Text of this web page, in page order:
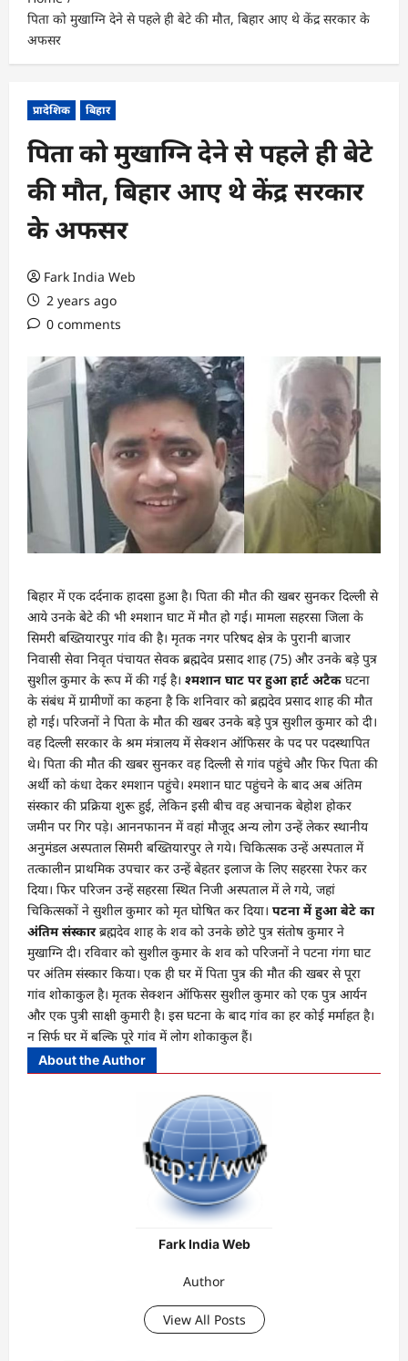
पिता को मुखाग्नि देने से पहले ही बेटे की मौत, बिहार आए थे केंद्र सरकार के
अफसर
प्रादेशिक बिहार
पिता को मुखाग्नि देने से पहले ही बेटे
की मौत, बिहार आए थे केंद्र सरकार
के अफसर
Fark India Web
2 years ago
0 comments
बिहार में एक दर्दनाक हादसा हुआ है। पिता की मौत की खबर सुनकर दिल्ली से
आये उनके बेटे की भी श्मशान घाट में मौत हो गई। मामला सहरसा जिला के
सिमरी बख्तियारपुर गांव की है। मृतक नगर परिषद क्षेत्र के पुरानी बाजार
निवासी सेवा निवृत पंचायत सेवक ब्रह्मदेव प्रसाद शाह (75) और उनके बड़े पुत्र
सुशील कुमार के रूप में की गई है। श्मशान घाट पर हुआ हार्ट अटैक घटना
के संबंध में ग्रामीणों का कहना है कि शनिवार को ब्रह्मदेव प्रसाद शाह की मौत
हो गई। परिजनों ने पिता के मौत की खबर उनके बड़े पुत्र सुशील कुमार को दी।
वह दिल्ली सरकार के श्रम मंत्रालय में सेक्शन ऑफिसर के पद पर पदस्थापित
थे। पिता की मौत की खबर सुनकर वह दिल्ली से गांव पहुंचे और फिर पिता की
अर्थी को कंधा देकर श्मशान पहुंचे। श्मशान घाट पहुंचने के बाद अब अंतिम
संस्कार की प्रक्रिया शुरू हुई, लेकिन इसी बीच वह अचानक बेहोश होकर
जमीन पर गिर पड़े। आननफानन में वहां मौजूद अन्य लोग उन्हें लेकर स्थानीय
अनुमंडल अस्पताल सिमरी बख्तियारपुर ले गये। चिकित्सक उन्हें अस्पताल में
तत्कालीन प्राथमिक उपचार कर उन्हें बेहतर इलाज के लिए सहरसा रेफर कर
दिया। फिर परिजन उन्हें सहरसा स्थित निजी अस्पताल में ले गये, जहां
चिकित्सकों ने सुशील कुमार को मृत घोषित कर दिया। पटना में हुआ बेटे का
अंतिम संस्कारब्रह्मदेव शाह के शव को उनके छोटे पुत्र संतोष कुमार ने
मुखाग्नि दी। रविवार को सुशील कुमार के शव को परिजनों ने पटना गंगा घाट
पर अंतिम संस्कार किया। एक ही घर में पिता पुत्र की मौत की खबर से पूरा
गांव शोकाकुल है। मृतक सेक्शन ऑफिसर सुशील कुमार को एक पुत्र आर्यन
और एक पुत्री साक्षी कुमारी है। इस घटना के बाद गांव का हर कोई मर्माहत है।
न सिर्फ घर में बल्कि पूरे गांव में लोग शोकाकुल हैं।
About the Author
Fark India Web
Author
View All Posts